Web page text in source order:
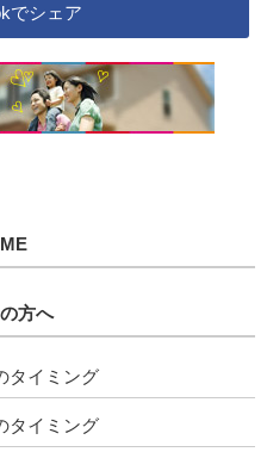
でシェア
方へ
タイミング
タイミング